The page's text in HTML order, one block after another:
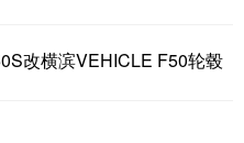
改横滨VEHICLE F50轮毂